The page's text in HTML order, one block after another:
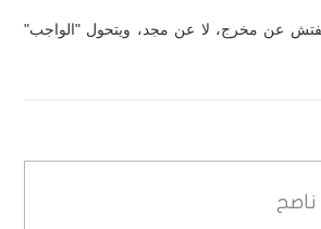
عن مخرج، لا عن مجد، ويتحول "الواجب"
ناصح